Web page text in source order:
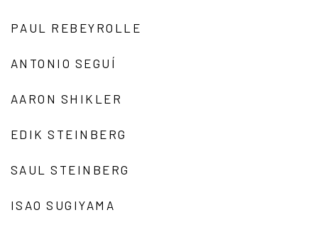
PAUL REBEYROLLE
ANTONIO SEGUÍ
AARON SHIKLER
EDIK STEINBERG
SAUL STEINBERG
ISAO SUGIYAMA